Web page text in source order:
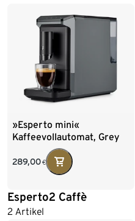
»Esperto mini«
Kaffeevollautomat, Grey
289,00€
Esperto2 Caffè
2 Artikel